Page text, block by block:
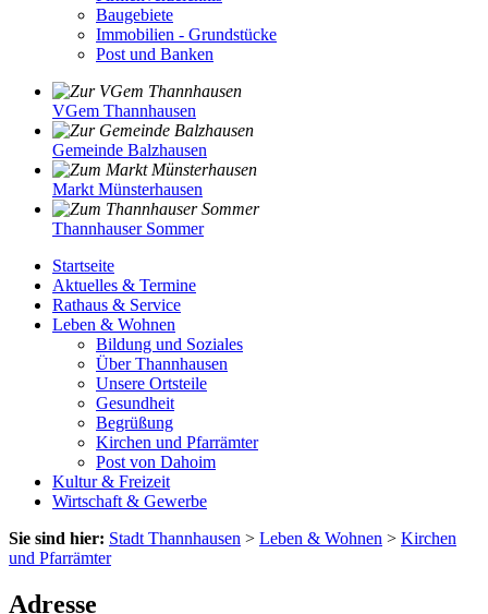
Baugebiete
Immobilien - Grundstücke
Post und Banken
VGem Thannhausen
Gemeinde Balzhausen
Markt Münsterhausen
Thannhauser Sommer
Startseite
Aktuelles & Termine
Rathaus & Service
Leben & Wohnen
Bildung und Soziales
Über Thannhausen
Unsere Ortsteile
Gesundheit
Begrüßung
Kirchen und Pfarrämter
Post von Dahoim
Kultur & Freizeit
Wirtschaft & Gewerbe
Sie sind hier: Stadt Thannhausen > Leben & Wohnen > Kirchen
und Pfarrämter
Adresse